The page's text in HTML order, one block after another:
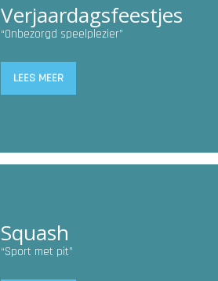
Verjaardagsfeestjes
“Onbezorgd speelplezier”
LEES MEER
Squash
“Sport met pit”